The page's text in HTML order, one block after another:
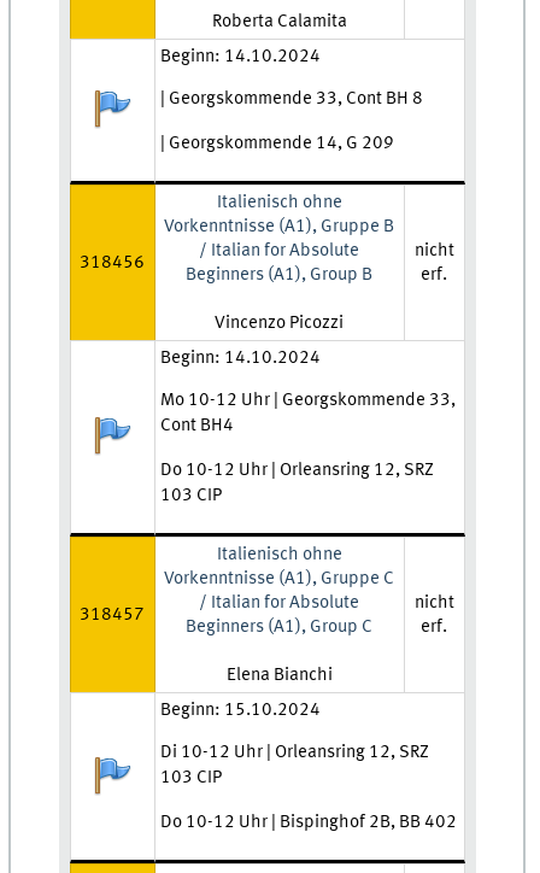
Lehrkraft:
Roberta Calamita
Anmeldestatus:
Zeit und Ort:
Beginn: 14.10.2024
| Georgskommende 33, Cont BH 8
| Georgskommende 14, G 209
318456
Italienisch ohne
Vorkenntnisse (A1), Gruppe B
/ Italian for Absolute
Beginners (A1), Group B
Lehrkraft:
Vincenzo Picozzi
nicht
erf.
Anmeldestatus:
Zeit und Ort:
Beginn: 14.10.2024
Mo 10-12 Uhr | Georgskommende 33,
Cont BH4
Do 10-12 Uhr | Orleansring 12, SRZ
103 CIP
318457
Italienisch ohne
Vorkenntnisse (A1), Gruppe C
/ Italian for Absolute
Beginners (A1), Group C
Lehrkraft:
Elena Bianchi
nicht
erf.
Anmeldestatus:
Zeit und Ort:
Beginn: 15.10.2024
Di 10-12 Uhr | Orleansring 12, SRZ
103 CIP
Do 10-12 Uhr | Bispinghof 2B, BB 402